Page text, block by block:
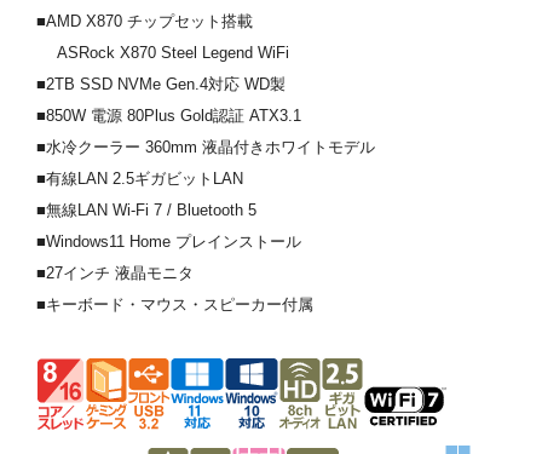
■AMD X870 チップセット搭載
ASRock X870 Steel Legend WiFi
■2TB SSD NVMe Gen.4対応 WD製
■850W 電源 80Plus Gold認証 ATX3.1
■水冷クーラー 360mm 液晶付きホワイトモデル
■有線LAN 2.5ギガビットLAN
■無線LAN Wi-Fi 7 / Bluetooth 5
■Windows11 Home プレインストール
■27インチ 液晶モニタ
■キーボード・マウス・スピーカー付属